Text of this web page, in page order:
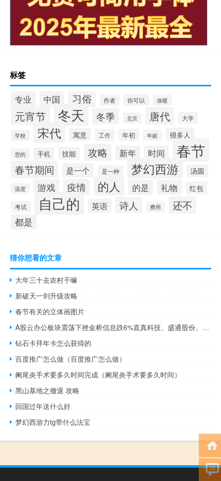
标签
专业 中国 习俗 作者 你可以 保暖
元宵节 冬天 冬季 北京 唐代 大学
学校 宋代 寓意 工作 年初 年龄 很多人
您的 手机 技能 攻略 新年 时间 春节
春节期间 是一个 是一种 梦幻西游 汤圆
温度 游戏 疫情 的人 的是 礼物 红包
考试 自己的 英语 诗人 费用 还不
都是
猜你想看的文章
大年三十去农村干嘛
新破天一剑升级攻略
春节有关的立体画图片
A股云办公板块震荡下挫金桥信息跌6%直真科技、盛通股份、天地在线、润建股份、人民网等跟跌
钻石卡拜年卡怎么获得的
百度推广怎么做（百度推广怎么做）
阑尾炎手术要多久时间完成（阑尾炎手术要多久时间）
黑山基地之撤退 攻略
回国过年送什么好
梦幻西游力tg带什么法宝